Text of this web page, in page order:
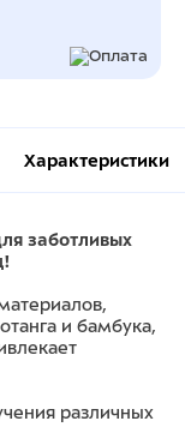
Характеристики
заботливых
и бамбука,
различных